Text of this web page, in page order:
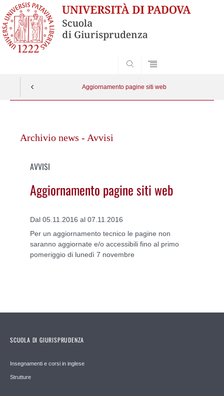
Aggiornamento pagine siti web
contenutoArchivio news - Avvisi
AVVISI
Aggiornamento pagine siti web
Dal 05.11.2016 al 07.11.2016
Per un aggiornamento tecnico le pagine non
saranno aggiornate e/o accessibili fino al primo
pomeriggio di lunedì 7 novembre
SCUOLA DI GIURISPRUDENZA
Insegnamenti e corsi in inglese
Strutture